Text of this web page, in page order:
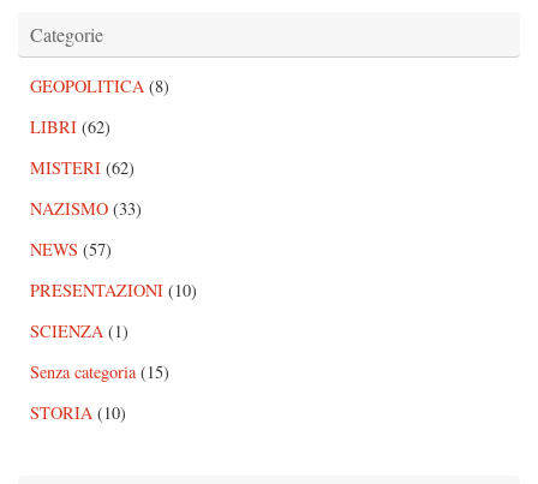
Categorie
GEOPOLITICA (8)
LIBRI (62)
MISTERI (62)
NAZISMO (33)
NEWS (57)
PRESENTAZIONI (10)
SCIENZA (1)
Senza categoria(15)
STORIA (10)